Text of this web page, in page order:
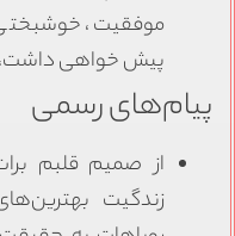
موفقیت،
پیش خواهی داشت،
پیام‌های رسمی
از صمیم قلبم
زندگیت